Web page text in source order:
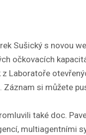
Sušický s novou
očkovacích
z Laboratoře
Záznam si můžete
také doc.
multiagentními